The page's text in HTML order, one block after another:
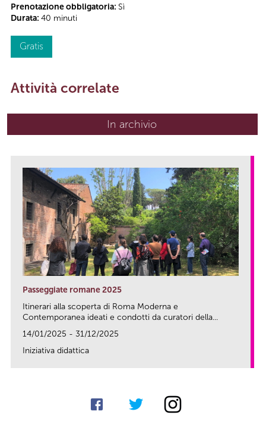
Prenotazione obbligatoria: Sì
Durata: 40 minuti
Gratis
Attività correlate
In archivio
Passeggiate romane 2025
Itinerari alla scoperta di Roma Moderna e
Contemporanea ideati e condotti da curatori della...
14/01/2025 - 31/12/2025
Iniziativa didattica